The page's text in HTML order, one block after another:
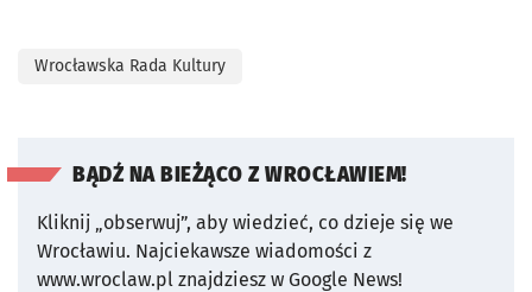
Wrocławska Rada Kultury
BĄDŹ NA BIEŻĄCO Z WROCŁAWIEM!
Kliknij „obserwuj”, aby wiedzieć, co dzieje się we
Wrocławiu. Najciekawsze wiadomości z
www.wroclaw.pl znajdziesz w Google News!